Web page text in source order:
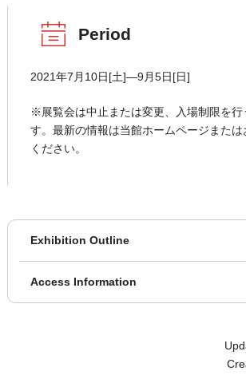
Period
2021年7月10日[土]―9月5日[日]
※展覧会は中止または変更、入場制限を行
す。最新の情報は当館ホームページまた
ください。
Exhibition Outline
Access Information